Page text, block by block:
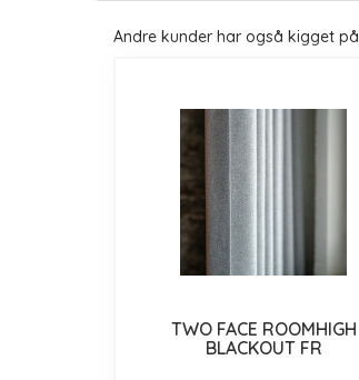
Andre kunder har også kigget på
TWO FACE ROOMHIGH
BLACKOUT FR